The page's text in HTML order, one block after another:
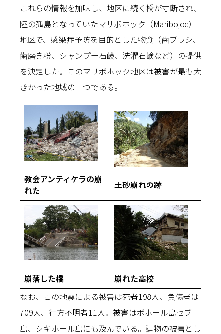
これらの情報を加味し、地区に続く橋が寸断され、
陸の孤島となっていたマリボホック（Maribojoc）
地区で、感染症予防を目的とした物資（歯ブラシ、
歯磨き粉、シャンプー石鹸、洗濯石鹸など）の提供
を決定した。このマリボホック地区は被害が最も大
きかった地域の一つである。
教会アンティケラの崩
れた
土砂崩れの跡
崩落した橋
崩れた高校
なお、この地震による被害は死者198人、負傷者は
709人、行方不明者11人。被害はボホール島セブ
島、シキホール島にも及んでいる。建物の被害とし